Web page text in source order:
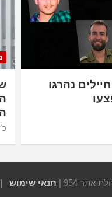
נהרגו
אתר 954 | תנאי שימוש